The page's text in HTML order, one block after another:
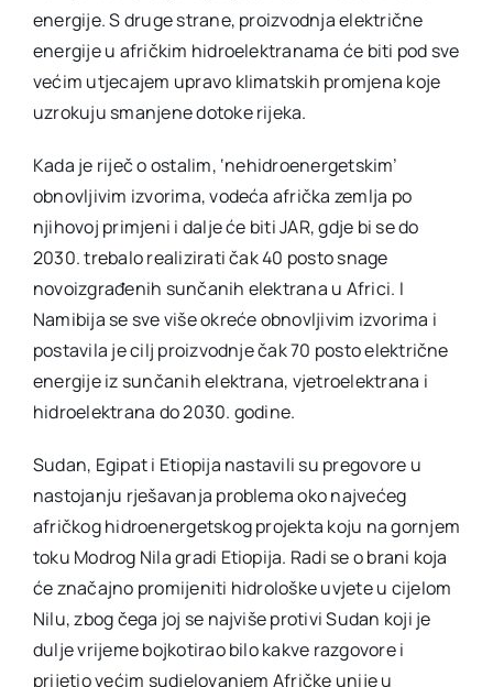
energije. S druge strane, proizvodnja električne
energije u afričkim hidroelektranama će biti pod sve
većim utjecajem upravo klimatskih promjena koje
uzrokuju smanjene dotoke rijeka.
Kada je riječ o ostalim, ‘nehidroenergetskim’
obnovljivim izvorima, vodeća afrička zemlja po
njihovoj primjeni i dalje će biti JAR, gdje bi se do
2030. trebalo realizirati čak 40 posto snage
novoizgrađenih sunčanih elektrana u Africi. I
Namibija se sve više okreće obnovljivim izvorima i
postavila je cilj proizvodnje čak 70 posto električne
energije iz sunčanih elektrana, vjetroelektrana i
hidroelektrana do 2030. godine.
Sudan, Egipat i Etiopija nastavili su pregovore u
nastojanju rješavanja problema oko najvećeg
afričkog hidroenergetskog projekta koju na gornjem
toku Modrog Nila gradi Etiopija. Radi se o brani koja
će značajno promijeniti hidrološke uvjete u cijelom
Nilu, zbog čega joj se najviše protivi Sudan koji je
dulje vrijeme bojkotirao bilo kakve razgovore i
prijetio većim sudjelovanjem Afričke unije u